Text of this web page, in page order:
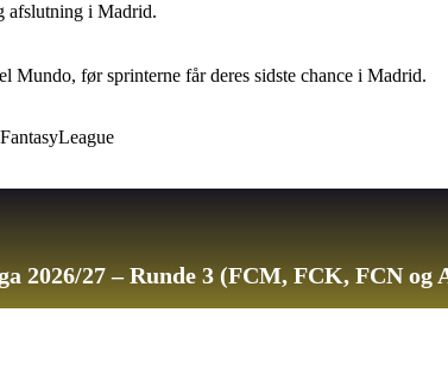
afslutning i Madrid.
Mundo, før sprinterne får deres sidste chance i Madrid.
2026/27 – Runde 3 (FCM, FCK, FCN og